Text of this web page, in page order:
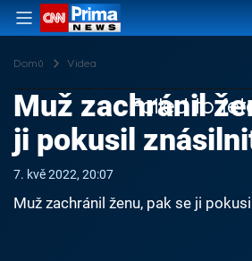
Domů Videa
Failed to
Muž zachránil
ji pokusil
7. kvě 2022, 20:07
Muž zachránil ženu, pak se ji